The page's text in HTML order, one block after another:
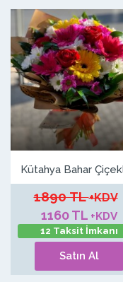
Kütahya Bahar
1890 TL+KDV
1160 TL +KDV
12 Taksit İmkanı
Satın Al